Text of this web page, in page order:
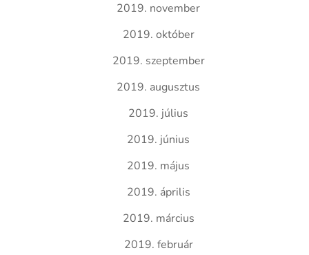
2019. november
2019. október
2019. szeptember
2019. augusztus
2019. július
2019. június
2019. május
2019. április
2019. március
2019. február